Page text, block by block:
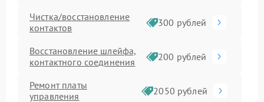
Чистка/восстановление
контактов
300 рублей
Восстановление шлейфа,
контактного соединения
200 рублей
Ремонт платы
управления
2050 рублей